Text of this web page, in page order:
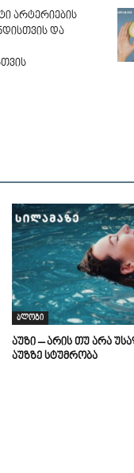
არტერიების
და
ბლოგი
აუზი – არის თუ არა
აუზზე სტუმრობა